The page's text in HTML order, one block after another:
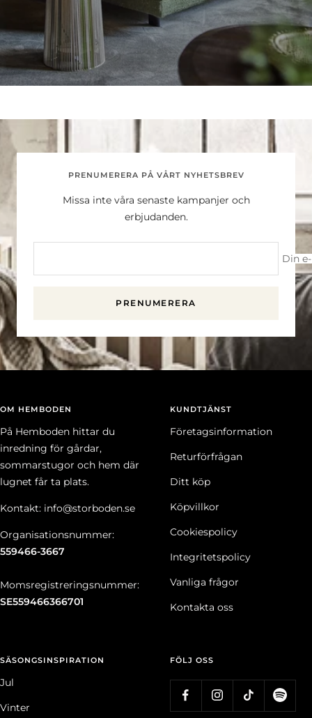
PRENUMERERA PÅ VÅRT NYHETSBREV
Missa inte våra senaste kampanjer och
erbjudanden.
Din
PRENUMERERA
OM HEMBODEN
På Hemboden hittar du
inredning för gårdar,
sommarstugor och hem där
lugnet får ta plats.
Kontakt: info@storboden.se
Organisationsnummer:
559466-3667
Momsregistreringsnummer:
SE559466366701
KUNDTJÄNST
Företagsinformation
Returförfrågan
Ditt köp
Köpvillkor
Cookiespolicy
Integritetspolicy
Vanliga frågor
Kontakta oss
SÄSONGSINSPIRATION
Jul
Vinter
FÖLJ OSS